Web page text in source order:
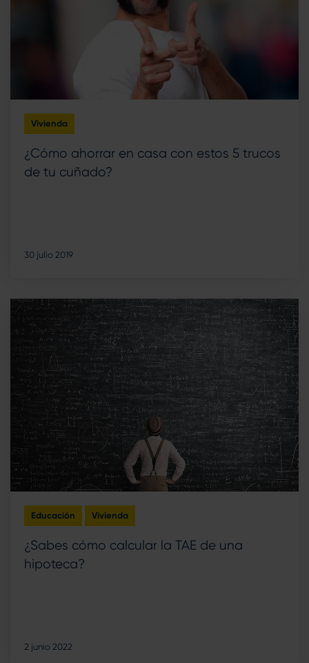
Vivienda
¿Cómo ahorrar en casa con estos 5 trucos
de tu cuñado?
30 julio 2019
Educación Vivienda
¿Sabes cómo calcular la TAE de una
hipoteca?
2 junio 2022